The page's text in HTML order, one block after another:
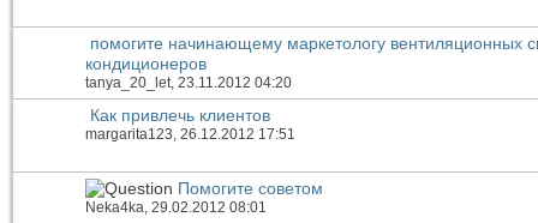
помогите начинающему маркетологу вентиляционных
кондиционеров
tanya_20_let, 23.11.2012 04:20
Как привлечь клиентов
margarita123, 26.12.2012 17:51
Помогите советом
Neka4ka, 29.02.2012 08:01